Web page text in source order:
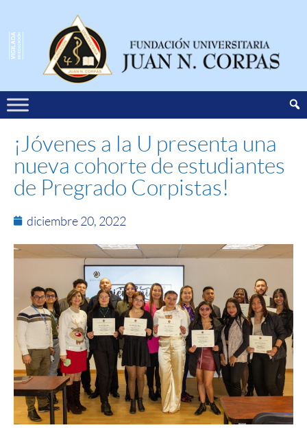
¡Jóvenes a la U presenta una
nueva cohorte de estudiantes
de Pregrado Corpistas!
diciembre 20, 2022